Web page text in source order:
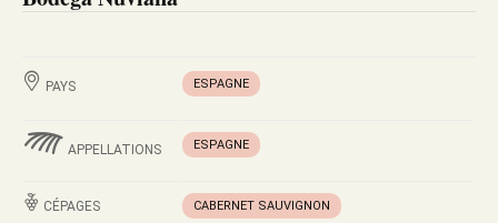
PAYS ESPAGNE
APPELLATIONS ESPAGNE
CÉPAGES CABERNET SAUVIGNON